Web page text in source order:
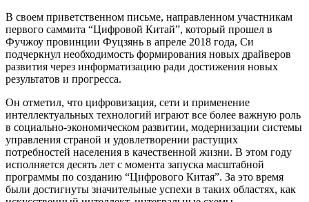
В своем приветственном письме, направленном участникам
первого саммита “Цифровой Китай”, который прошел в
Фучжоу провинции Фуцзянь в апреле 2018 года, Си
подчеркнул необходимость формирования новых драйверов
развития через информатизацию ради достижения новых
результатов и прогресса.
Он отметил, что цифровизация, сети и применение
интеллектуальных технологий играют все более важную роль
в социально-экономическом развитии, модернизации системы
управления страной и удовлетворении растущих
потребностей населения в качественной жизни. В этом году
исполняется десять лет с момента запуска масштабной
программы по созданию “Цифрового Китая”. За это время
были достигнуты значительные успехи в таких областях, как